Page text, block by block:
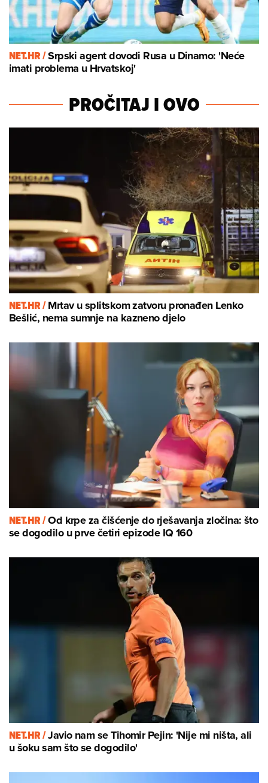
NET.HR /Srpski agent dovodi Rusa u Dinamo: 'Neće
imati problema u Hrvatskoj'
PROČITAJ I OVO
NET.HR /Mrtav u splitskom zatvoru pronađen Lenko
Bešlić, nema sumnje na kazneno djelo
NET.HR /Od krpe za čišćenje do rješavanja zločina: što
se dogodilo u prve četiri epizode IQ 160
NET.HR /Javio nam se Tihomir Pejin: 'Nije mi ništa, ali
u šoku sam što se dogodilo'